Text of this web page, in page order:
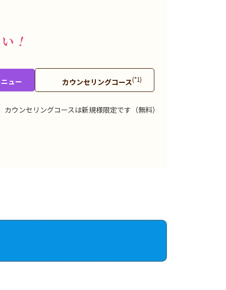
！
ュー カウンセリングコース(*1)
カウンセリングコースは新規様限定です（無料）